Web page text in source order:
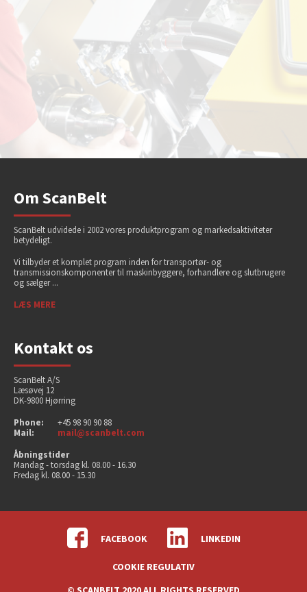
Om ScanBelt
ScanBelt udvidede i 2002 vores produktprogram og markedsaktiviteter
betydeligt.
Vi tilbyder et komplet program inden for transportør- og
transmissionskomponenter til maskinbyggere, forhandlere og slutbrugere
og sælger ...
LÆS MERE
Kontakt os
ScanBelt A/S
Læsøvej 12
DK-9800 Hjørring
Phone:
+45 98 90 90 88
Mail:
mail@scanbelt.com
Åbningstider
Mandag - torsdag kl. 08.00 - 16.30
Fredag kl. 08.00 - 15.30
FACEBOOK LINKEDIN
COOKIE REGULATIV